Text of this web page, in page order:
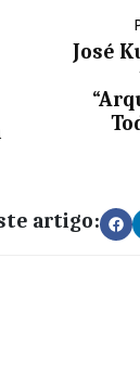
José
artigo: